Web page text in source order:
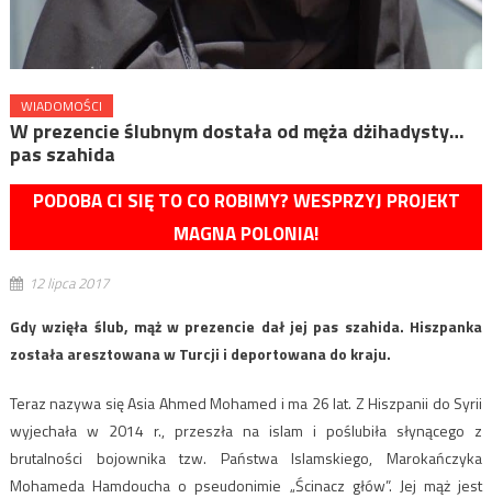
WIADOMOŚCI
W prezencie ślubnym dostała od męża dżihadysty…
pas szahida
PODOBA CI SIĘ TO CO ROBIMY? WESPRZYJ PROJEKT
MAGNA POLONIA!
12 lipca 2017
Gdy wzięła ślub, mąż w prezencie dał jej pas szahida. Hiszpanka
została aresztowana w Turcji i deportowana do kraju.
Teraz nazywa się Asia Ahmed Mohamed i ma 26 lat. Z Hiszpanii do Syrii
wyjechała w 2014 r., przeszła na islam i poślubiła słynącego z
brutalności bojownika tzw. Państwa Islamskiego, Marokańczyka
Mohameda Hamdoucha o pseudonimie „Ścinacz głów”. Jej mąż jest